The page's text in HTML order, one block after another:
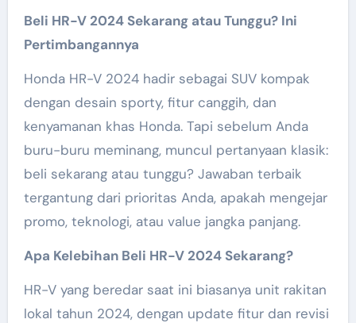
Beli HR-V 2024 Sekarang atau Tunggu? Ini
Pertimbangannya
Honda HR-V 2024 hadir sebagai SUV kompak
dengan desain sporty, fitur canggih, dan
kenyamanan khas Honda. Tapi sebelum Anda
buru-buru meminang, muncul pertanyaan klasik:
beli sekarang atau tunggu? Jawaban terbaik
tergantung dari prioritas Anda, apakah mengejar
promo, teknologi, atau value jangka panjang.
Apa Kelebihan Beli HR-V 2024 Sekarang?
HR-V yang beredar saat ini biasanya unit rakitan
lokal tahun 2024, dengan update fitur dan revisi